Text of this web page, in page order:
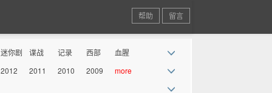
帮助 留言
迷你剧 谍战 记录 西部 血腥
丧尸
情景喜
2012 2011 2010 2009 more